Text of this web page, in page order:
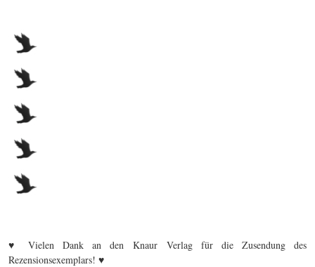
♥ Vielen Dank an den Knaur Verlag für die Zusendung des
Rezensionsexemplars! ♥